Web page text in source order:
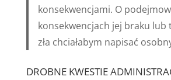
konsekwencjami. O
konsekwencjach jej braku lub
zła chciałabym napisać
DROBNE KWESTIE